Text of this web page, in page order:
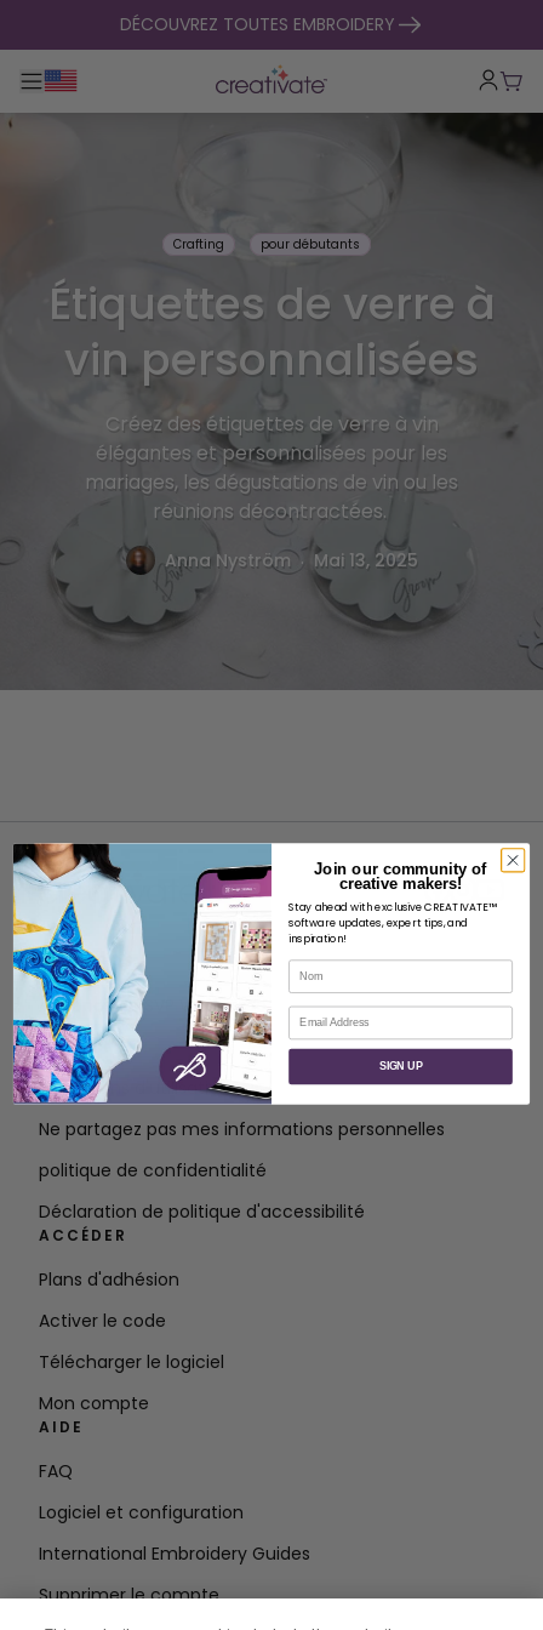
passer au contenuDÉCOUVREZ TOUTES EMBROIDERY
Basculer la navigation principale
Crafting pour débutants
Étiquettes de verre à
vin personnalisées
Créez des étiquettes de verre à vin
élégantes et personnalisées pour les
mariages, les dégustations de vin ou les
réunions décontractées.
Anna Nyström . Mai 13, 2025
À PROPOS
À propos de SVP Worldwide
Contact
Conditions d'utilisation
Ne partagez pas mes informations personnelles
politique de confidentialité
Déclaration de politique d'accessibilité
ACCÉDER
Plans d'adhésion
Activer le code
Télécharger le logiciel
Mon compte
AIDE
FAQ
Logiciel et configuration
International Embroidery Guides
Supprimer le compte
Join our community of
creative makers!
Stay ahead with exclusive CREATIVATE™
software updates, expert tips, and
inspiration!
Nom
Courriel
SIGN UP